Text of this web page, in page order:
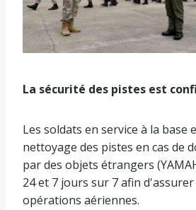
La sécurité des pistes est
Les soldats en service à la base
nettoyage des pistes en cas de
par des objets étrangers
24 et 7 jours sur 7 afin
opérations aériennes.